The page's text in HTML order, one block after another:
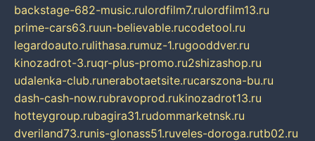
backstage-682-music.rulordfilm7.rulordfilm13.ru
prime-cars63.ruun-believable.rucodetool.ru
legardoauto.rulithasa.rumuz-1.rugooddver.ru
kinozadrot-3.ruqr-plus-promo.ru2shizashop.ru
udalenka-club.runerabotaetsite.rucarszona-bu.ru
dash-cash-now.rubravoprod.rukinozadrot13.ru
hotteygroup.rubagira31.rudommarketnsk.ru
dveriland73.runis-glonass51.ruveles-doroga.rutb02.ru